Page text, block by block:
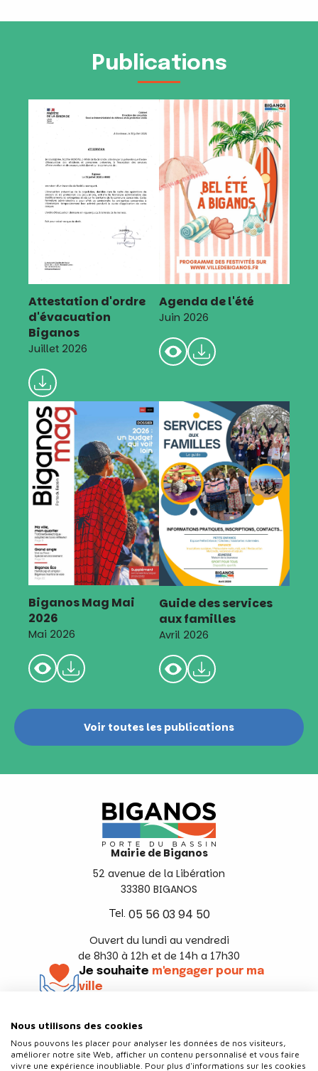
Publications
Attestation d'ordre
d'évacuation
Biganos
Juillet 2026
Agenda de l'été
Juin 2026
Biganos Mag Mai
2026
Mai 2026
Guide des services
aux familles
Avril 2026
Voir toutes les publications
Mairie de Biganos
52 avenue de la Libération
33380 BIGANOS
Tel. 05 56 03 94 50
Ouvert du lundi au vendredi
de 8h30 à 12h et de 14h a 17h30
Je souhaite m'engager pour ma
ville
Nous utilisons des cookies
Nous pouvons les placer pour analyser les données de nos visiteurs,
améliorer notre site Web, afficher un contenu personnalisé et vous faire
vivre une expérience inoubliable. Pour plus d'informations sur les cookies